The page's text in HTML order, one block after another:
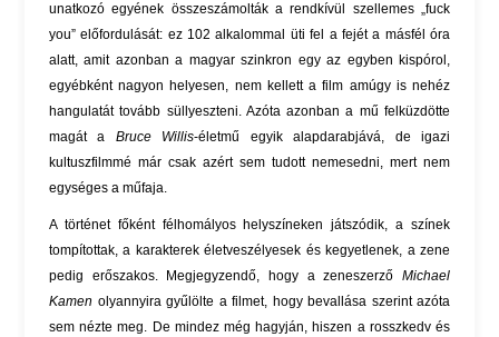
unatkozó egyének összeszámolták a rendkívül szellemes „fuck
you” előfordulását: ez 102 alkalommal üti fel a fejét a másfél óra
alatt, amit azonban a magyar szinkron egy az egyben kispórol,
egyébként nagyon helyesen, nem kellett a film amúgy is nehéz
hangulatát tovább süllyeszteni. Azóta azonban a mű felküzdötte
magát a Bruce Willis-életmű egyik alapdarabjává, de igazi
kultuszfilmmé már csak azért sem tudott nemesedni, mert nem
egységes a műfaja.
A történet főként félhomályos helyszíneken játszódik, a színek
tompítottak, a karakterek életveszélyesek és kegyetlenek, a zene
pedig erőszakos. Megjegyzendő, hogy a zeneszerző Michael
Kamen olyannyira gyűlölte a filmet, hogy bevallása szerint azóta
sem nézte meg. De mindez még hagyján, hiszen a rosszkedv és